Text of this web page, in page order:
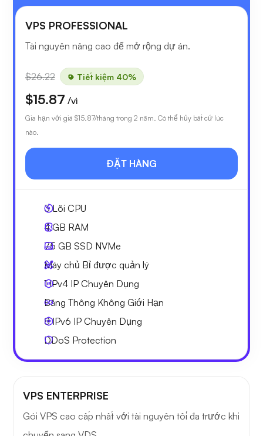
VPS PROFESSIONAL
Tài nguyên nâng cao để mở rộng dự án.
$26.22 Tiết kiệm 40%
$15.87 /vì
Gia hạn với giá $15.87/tháng trong 2 năm. Có thể hủy bất cứ lúc
nào.
ĐẶT HÀNG
3Lõi CPU
4 GB RAM
75 GB SSD NVMe
Máy chủ Bỉ được quản lý
1 IPv4 IP Chuyên Dụng
Băng Thông Không Giới Hạn
8 IPv6 IP Chuyên Dụng
DDoS Protection
VPS ENTERPRISE
Gói VPS cao cấp nhất với tài nguyên tối đa trước khi